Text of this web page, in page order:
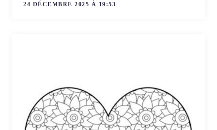
24 DÉCEMBRE 2025 À 19:53